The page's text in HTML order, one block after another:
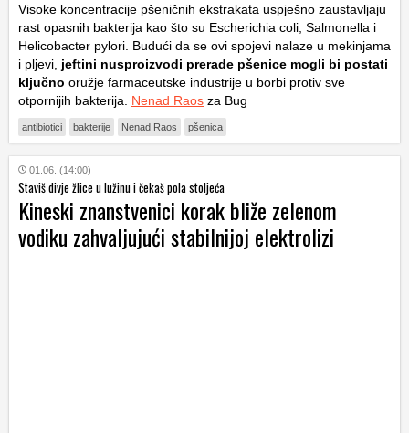
Visoke koncentracije pšeničnih ekstrakata uspješno zaustavljaju
rast opasnih bakterija kao što su Escherichia coli Salmonella i
Helicobacter pylori . Budući da se ovi spojevi nalaze u mekinjama
i pljevi, jeftini nusproizvodi prerade pšenice mogli bi postati
ključno oružje farmaceutske industrije u borbi protiv sve
otpornijih bakterija. Nenad Raos za Bug
antibiotici bakterije Nenad Raos pšenica
01.06. (14:00)
Staviš divje žlice u lužinu i čekaš pola stoljeća
Kineski znanstvenici korak bliže zelenom
vodiku zahvaljujući stabilnijoj elektrolizi